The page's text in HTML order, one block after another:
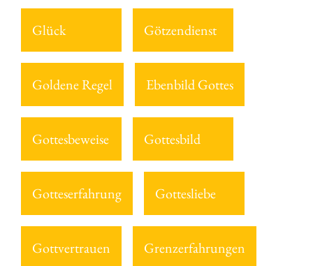
Glück Götzendienst
Goldene Regel Ebenbild Gottes
Gottesbeweise Gottesbild
Gotteserfahrung Gottesliebe
Gottvertrauen Grenzerfahrungen